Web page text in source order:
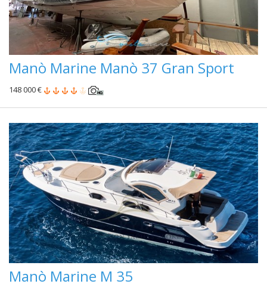
Manò Marine Manò 37 Gran Sport
148 000 €
Manò Marine M 35